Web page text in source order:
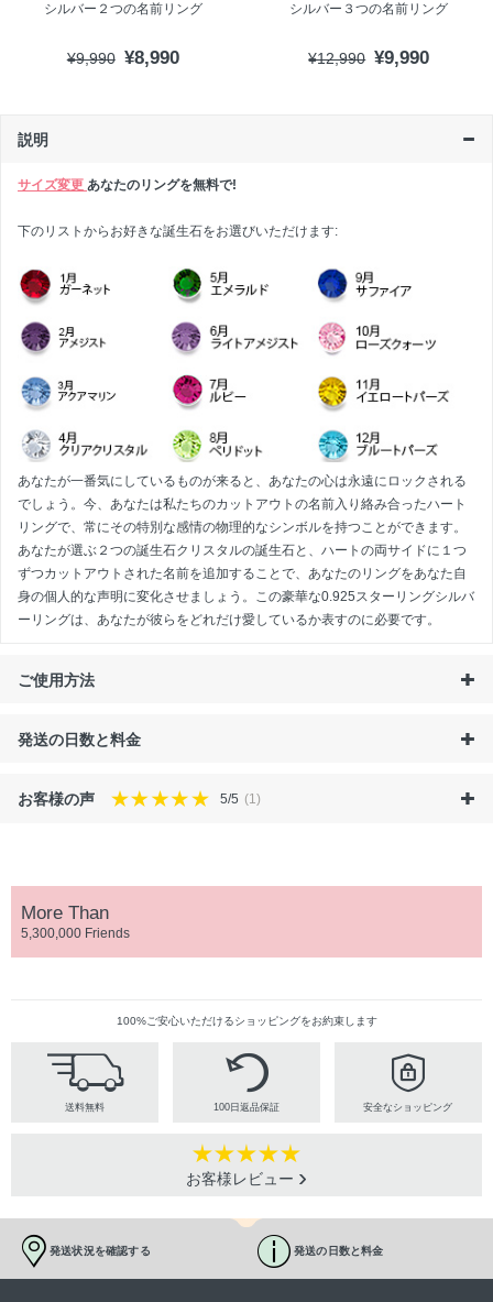
シルバー２つの名前リング
¥9,990 ¥8,990
シルバー３つの名前リング
¥12,990 ¥9,990
説明
サイズ変更 あなたのリングを無料で!
下のリストからお好きな誕生石をお選びいただけます:
あなたが一番気にしているものが来ると、あなたの心は永遠にロックされる
でしょう。今、あなたは私たちのカットアウトの名前入り絡み合ったハート
リングで、常にその特別な感情の物理的なシンボルを持つことができます。
あなたが選ぶ２つの誕生石クリスタルの誕生石と、ハートの両サイドに１つ
ずつカットアウトされた名前を追加することで、あなたのリングをあなた自
身の個人的な声明に変化させましょう。この豪華な0.925スターリングシルバ
ーリングは、あなたが彼らをどれだけ愛しているか表すのに必要です。
ご使用方法
発送の日数と料金
お客様の声 5/5 (1)
More Than
5,300,000 Friends
100%ご安心いただけるショッピングをお約束します
送料無料 100日返品保証 安全なショッピング
お客様レビュー
発送状況を確認する 発送の日数と料金